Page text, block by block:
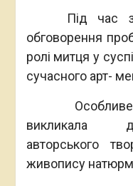
Під час
обговорення
ролі митця у
сучасного арт-
Особливе
викликала
авторського
живопису